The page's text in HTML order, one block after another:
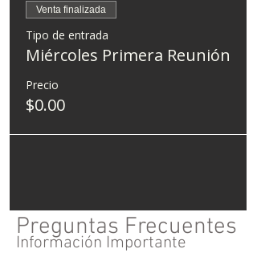
Venta finalizada
Tipo de entrada
Miércoles Primera Reunión
Precio
$0.00
Preguntas Frecuentes
Información Importante